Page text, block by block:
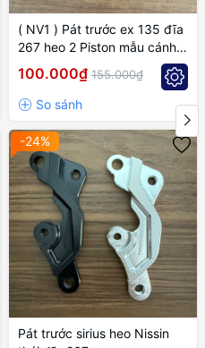
( NV1 ) Pát trước ex 135 đĩa
267 heo 2 Piston mẫu cánh
gió
100.000₫ 155.000₫
-24%
Pát trước sirius heo Nissin